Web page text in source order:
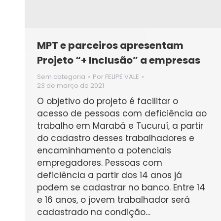
MPT e parceiros apresentam
Projeto “+ Inclusão” a empresas
Sem categoria Por FELIPE VALE
23 de março de 2021
O objetivo do projeto é facilitar o
acesso de pessoas com deficiência ao
trabalho em Marabá e Tucuruí, a partir
do cadastro desses trabalhadores e
encaminhamento a potenciais
empregadores. Pessoas com
deficiência a partir dos 14 anos já
podem se cadastrar no banco. Entre 14
e 16 anos, o jovem trabalhador será
cadastrado na condição…